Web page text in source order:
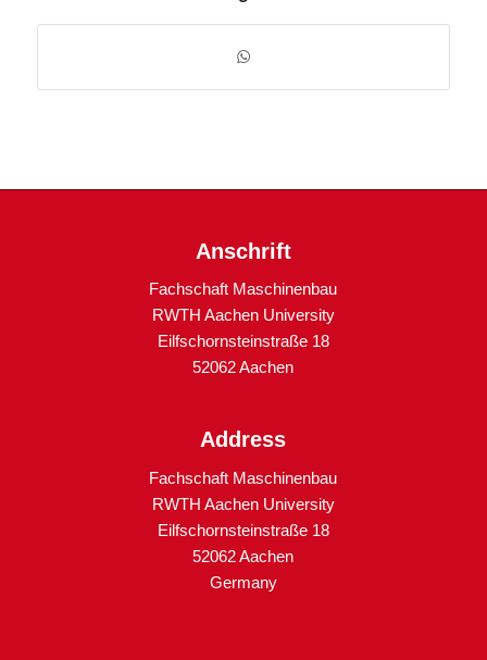
Anschrift
Fachschaft Maschinenbau
RWTH Aachen University
Eilfschornsteinstraße 18
52062 Aachen
Address
Fachschaft Maschinenbau
RWTH Aachen University
Eilfschornsteinstraße 18
52062 Aachen
Germany